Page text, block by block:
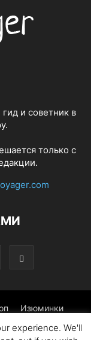
и советник в
только с
Изюминки
Советы
experience. We'll